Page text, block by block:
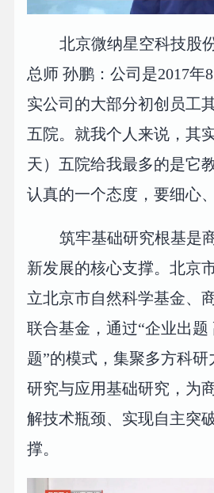
北京微纳星空科技股
总师 孙鹏：公司是2017年
实公司的大部分初创员工
五院。就我个人来说，其
天）五院给我最多的是它
认真的一个态度，要细心
筑牢基础研究根基是
新发展的核心支撑。北京
立北京市自然科学基金、
联合基金，通过“企业出
题”的模式，集聚多方科
研究与应用基础研究，为
解技术瓶颈、实现自主突
撑。